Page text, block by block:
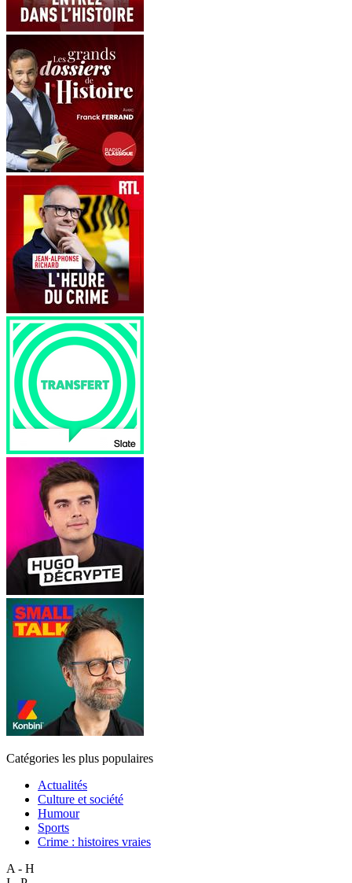
Catégories les plus populaires
Actualités
Culture et société
Humour
Sports
Crime : histoires vraies
A - H